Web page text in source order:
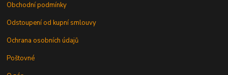
Obchodní podmínky
Odstoupení od kupní smlouvy
Ochrana osobních údajů
Poštovné